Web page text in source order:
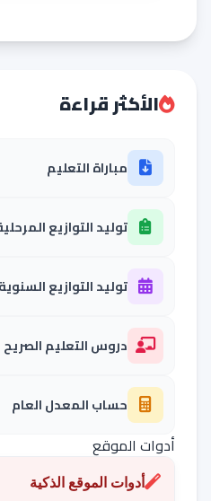
الأكثر قراءة
مباراة التعليم
توليد التوازيع
توليد التوازيع السنوية
دروس التعليم الصريح
حساب المعدل العام
أدوات الموقع
أدوات الموقع الذكية